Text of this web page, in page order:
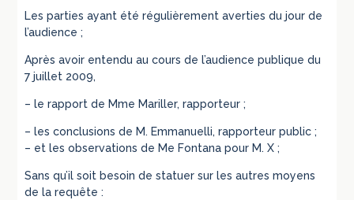
Les parties ayant été régulièrement averties du jour de
l’audience ;
Après avoir entendu au cours de l’audience publique du
7 juillet 2009,
– le rapport de Mme Mariller, rapporteur ;
– les conclusions de M. Emmanuelli, rapporteur public ;
– et les observations de Me Fontana pour M. X ;
Sans qu’il soit besoin de statuer sur les autres moyens
de la requête :